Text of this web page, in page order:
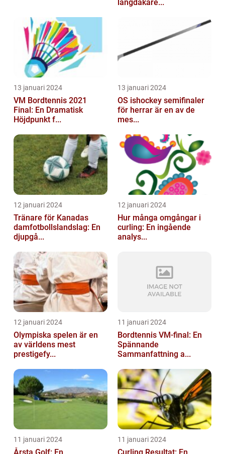
längdåkare...
13 januari 2024
VM Bordtennis 2021
Final: En Dramatisk
Höjdpunkt f...
13 januari 2024
OS ishockey semifinaler
för herrar är en av de
mes...
12 januari 2024
Tränare för Kanadas
damfotbollslandslag: En
djupgå...
12 januari 2024
Hur många omgångar i
curling: En ingående
analys...
12 januari 2024
Olympiska spelen är en
av världens mest
prestigefy...
11 januari 2024
Bordtennis VM-final: En
Spännande
Sammanfattning a...
11 januari 2024 11 januari 2024